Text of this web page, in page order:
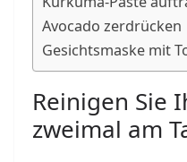
Avocado zerdrücken
Gesichtsmaske mit
Reinigen Sie
zweimal am